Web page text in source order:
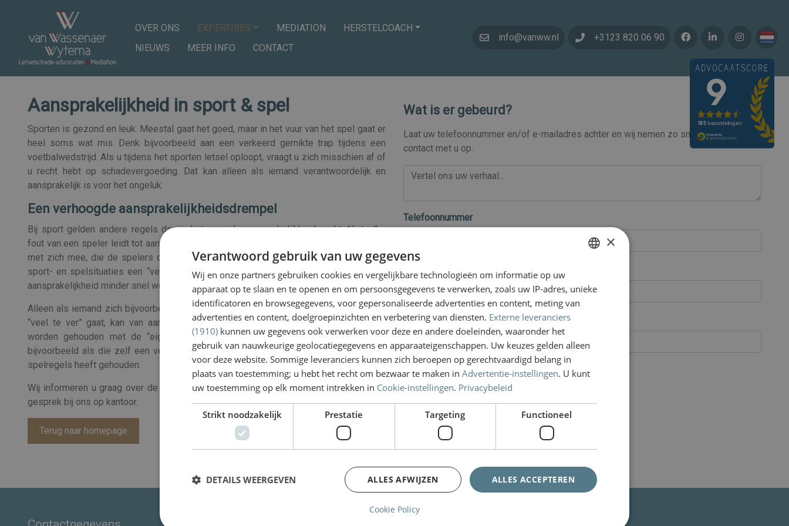
info@vanww.nl +3123 820 06 90
OVER ONS EXPERTISES MEDIATION
HERSTELCOACH
NIEUWS
MEER INFO CONTACT
Aansprakelijkheid in sport & spel
Sporten is gezond en leuk. Meestal gaat het goed, maar in het vuur van het spel gaat er
heel soms wat mis. Denk bijvoorbeeld aan een verkeerd gemikte trap tijdens een
voetbalwedstrijd. Als u tijdens het sporten letsel oploopt, vraagt u zich misschien af of
u recht hebt op schadevergoeding. Dat kan alleen als iemand verantwoordelijk en
aansprakelijk is voor het ongeluk.
Een verhoogde aansprakelijkheidsdrempel
Bij sport gelden andere regels dan in het normale aansprakelijkheidsrecht. Niet elke
fout van een speler leidt tot aansprakelijkheid. Het sporten brengt nou eenmaal risico’s
met zich mee, die de spelers op de koop toe moeten nemen. Er geldt daarom voor
sport- en spelsituaties een “verhoogde aansprakelijkheidsdrempel”: dat betekent dat
aansprakelijkheid minder snel wordt aangenomen.
Alleen als iemand zich bijvoorbeeld totaal niet aan de spelregels houdt, of in het spel
“veel te ver” gaat, kan van aansprakelijkheid sprake zijn. Bovendien moet rekening
worden gehouden met de “eigen schuld” factor aan de kant van het slachtoffer,
bijvoorbeeld als die zelf een verkeerde beweging heeft gemaakt of zich niet aan de
spelregels heeft gehouden.
Wij informeren u graag over de mogelijkheden tijdens een vrijblijvend en gratis intake
gesprek bij ons op kantoor.
Terug naar homepage
Wat is er gebeurd?
Laat uw telefoonnummer en/of e-mailadres achter en wij nemen zo snel mogelijk
contact met u op.
Telefoonnummer
Naam
Versturen
ENGLISH
×
Verantwoord gebruik van uw gegevens
Wij en onze partners gebruiken cookies en vergelijkbare technologieën om informatie op uw
apparaat op te slaan en te openen en om persoonsgegevens te verwerken, zoals uw IP-adres, unieke
identificatoren en browsegegevens, voor gepersonaliseerde advertenties en content, meting van
advertenties en content, doelgroepinzichten en verbetering van diensten. Externe leveranciers
(1910) kunnen uw gegevens ook verwerken voor deze en andere doeleinden, waaronder het
gebruik van nauwkeurige geolocatiegegevens en apparaateigenschappen. Uw keuzes gelden alleen
voor deze website. Sommige leveranciers kunnen zich beroepen op gerechtvaardigd belang in
plaats van toestemming; u hebt het recht om bezwaar te maken in Advertentie-instellingen. U kunt
uw toestemming op elk moment intrekken in Cookie-instellingen. Privacybeleid
Strikt noodzakelijk Prestatie Targeting Functioneel
ALLES ACCEPTEREN
ALLES AFWIJZEN
DETAILS WEERGEVEN
Cookie Policy